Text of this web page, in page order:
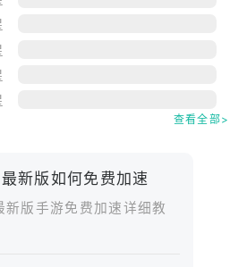
要在回合制战斗中合理部署机
性，击破敌方阵线，否则将被
查看全部>
新版如何免费加速
版手游免费加速详细教